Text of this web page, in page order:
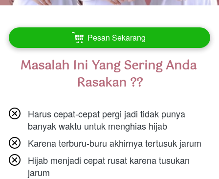
` Pesan Sekarang
Masalah Ini Yang Sering Anda
Rasakan ??
Harus cepat-cepat pergi jadi tidak punya
banyak waktu untuk menghias hijab
Karena terburu-buru akhirnya tertusuk jarum
Hijab menjadi cepat rusat karena tusukan
jarum